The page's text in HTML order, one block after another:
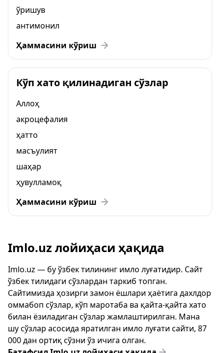
ўришув
антимонил
Ҳаммасини кўриш
Кўп хато қилинадиган сўзлар
Аллоҳ
акроцефалия
ҳатто
масъулият
шаҳар
ҳувулламоқ
Ҳаммасини кўриш
Imlo.uz лойиҳаси ҳақида
Imlo.uz — бу ўзбек тилининг имло луғатидир. Сайт
ўзбек тилидаги сўзлардан таркиб топган.
Сайтимизда ҳозирги замон ёшлари ҳаётига дахлдор
оммабоп сўзлар, кўп маротаба ва қайта-қайта хато
билан ёзиладиган сўзлар жамлаштирилган. Мана
шу сўзлар асосида яратилган имло луғати сайти, 87
000 дан ортиқ сўзни ўз ичига олган.